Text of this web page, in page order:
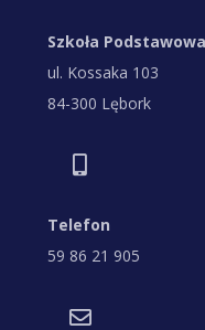
Szkoła
ul. Kossaka 103
84-300 Lębork
Telefon
59 86 21 905